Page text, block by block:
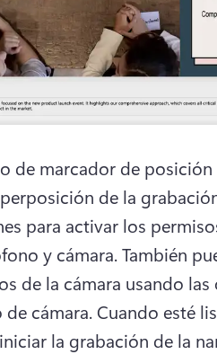
de marcador de
para activar los
y cámara. También
de la cámara usando las
cámara. Cuando esté
la grabación de la